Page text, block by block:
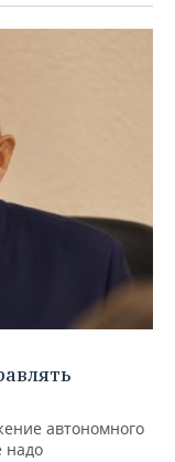
автономного
надо